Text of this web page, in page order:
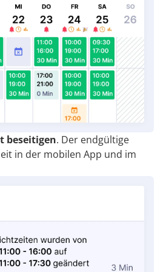
beseitigen. Der endgültige
in der mobilen App und im